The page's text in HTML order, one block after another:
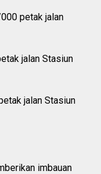
petak jalan
jalan Stasiun
jalan Stasiun
imbauan